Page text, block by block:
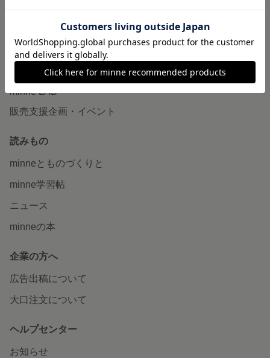
食品販売
ヴィンテージ販売
ダウンロード販売
minne PLUS
minne LAB
販売支援企画・イベント
読みもの
minneとものづくりと
minne学習帖
ニュース
minneの本
企業の方へ
広告出稿について
大口注文について
ヘルプセンター
お知らせ